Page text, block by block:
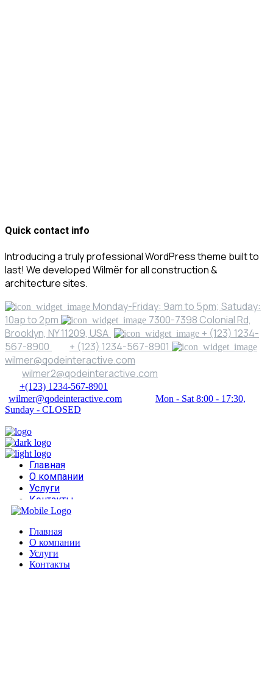
Quick contact info
Introducing a truly professional WordPress theme built to
last! We developed Wilmër for all construction &
architecture sites.
Monday-Friday: 9am to 5pm; Satuday:
10ap to 2pm
7300-7398 Colonial Rd,
Brooklyn, NY 11209, USA
+ (123) 1234-
567-8900
+ (123) 1234-567-8901
wilmer@qodeinteractive.com
wilmer2@qodeinteractive.com
+(123) 1234-567-8901
wilmer@qodeinteractive.com
Mon - Sat 8:00 - 17:30,
Sunday - CLOSED
Главная
О компании
Услуги
Контакты
Главная
О компании
Услуги
Контакты